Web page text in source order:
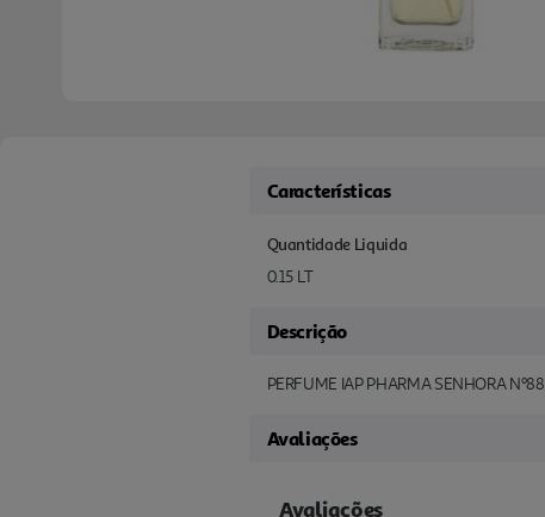
Características
Quantidade Liquida
0.15 LT
Descrição
PERFUME IAP PHARMA SENHORA
Avaliações